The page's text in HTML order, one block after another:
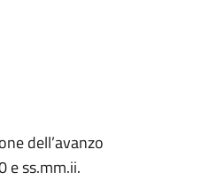
dell’avanzo
e ss.mm.ii.